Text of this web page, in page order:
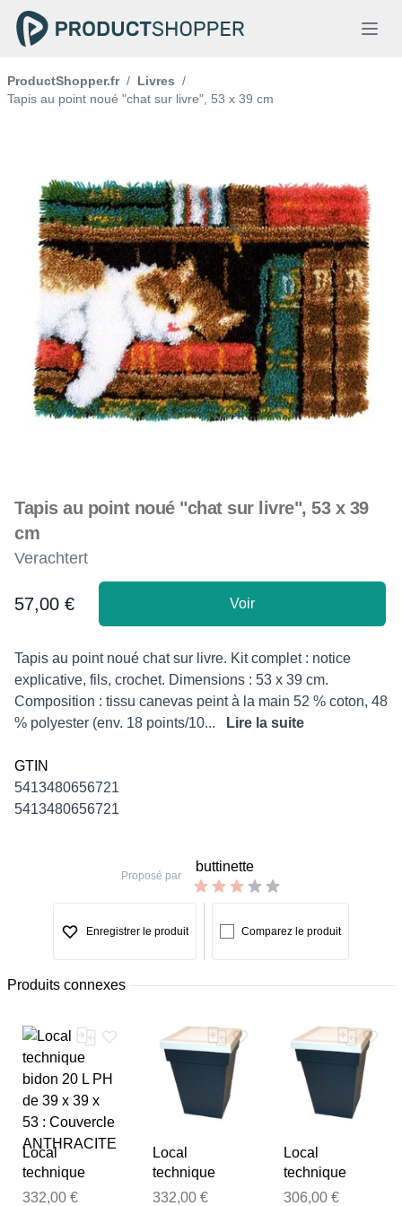
ProductShopper.fr / Livres /
Tapis au point noué "chat sur livre", 53 x 39 cm
Tapis au point noué "chat sur livre", 53 x 39
cm
Verachtert
Product information
57,00 € Voir
Description
Tapis au point noué chat sur livre. Kit complet : notice
explicative, fils, crochet. Dimensions : 53 x 39 cm.
Composition : tissu canevas peint à la main 52 % coton, 48
% polyester (env. 18 points/10...
Lire la suite
GTIN
5413480656721
5413480656721
Proposé par
buttinette
Enregistrer le produit Comparez le produit
Produits connexes
Local
technique
bidon 20 L PH
332,00 €
Local
technique
bidon 20 L PH
332,00 €
Local
technique
bidon 20 L PH
306,00 €